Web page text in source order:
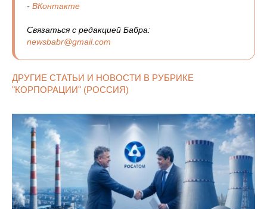
- ВКонтакте
Связаться с редакцией Бабра:
newsbabr@gmail.com
ДРУГИЕ СТАТЬИ И НОВОСТИ В РУБРИКЕ
"КОРПОРАЦИИ" (РОССИЯ)